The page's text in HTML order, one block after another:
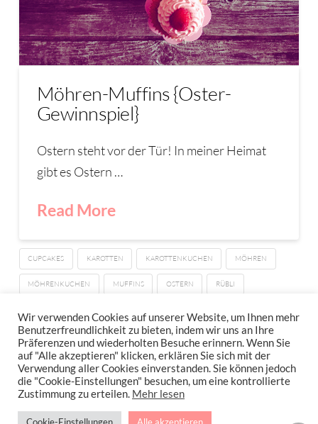
Möhren-Muffins {Oster-
Gewinnspiel}
Ostern steht vor der Tür! In meiner Heimat
gibt es Ostern …
Read More
CUPCAKES KAROTTEN KAROTTENKUCHEN MÖHREN
MÖHRENKUCHEN MUFFINS OSTERN RÜBLI
IMPRESSUM
DATENSCHUTZERKLÄRUNG
NEWSLETTER DATENSCHUTZRICHTLINIEN
Stressfrei Und Gesund Genießen Mit Petra Hola-Schneider! Low Carb,
Wir verwenden Cookies auf unserer Website, um Ihnen mehr
Benutzerfreundlichkeit zu bieten, indem wir uns an Ihre
Präferenzen und wiederholten Besuche erinnern. Wenn Sie
auf "Alle akzeptieren" klicken, erklären Sie sich mit der
Verwendung aller Cookies einverstanden. Sie können jedoch
die "Cookie-Einstellungen" besuchen, um eine kontrollierte
Zustimmung zu erteilen. Mehr lesen